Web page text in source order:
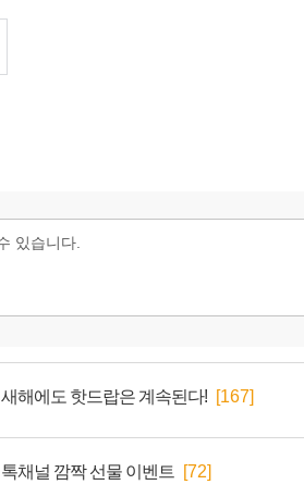
새해에도 핫드랍은 계속된다! [167]
톡채널 깜짝 선물 이벤트 [72]